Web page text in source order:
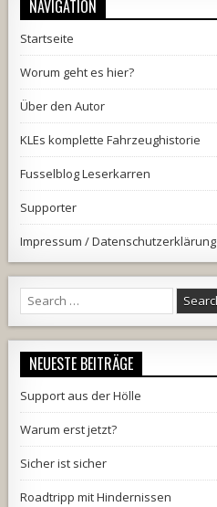
NAVIGATION
Startseite
Worum geht es hier?
Über den Autor
KLEs komplette Fahrzeughistorie
Fusselblog Leserkarren
Supporter
Impressum / Datenschutzerklärung
Search
for:
NEUESTE BEITRÄGE
Support aus der Hölle
Warum erst jetzt?
Sicher ist sicher
Roadtripp mit Hindernissen